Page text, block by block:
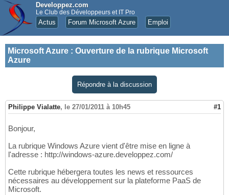
Developpez.com
Le Club des Développeurs et IT Pro
Actus Forum Microsoft Azure Emploi
Microsoft Azure : Ouverture de la rubrique Microsoft
Azure
Répondre à la discussion
Philippe Vialatte, le 27/01/2011 à 10h45 #1
Bonjour,
La rubrique Windows Azure vient d'être mise en ligne à
l'adresse : http://windows-azure.developpez.com/
Cette rubrique hébergera toutes les news et ressources
nécessaires au développement sur la plateforme PaaS de
Microsoft.